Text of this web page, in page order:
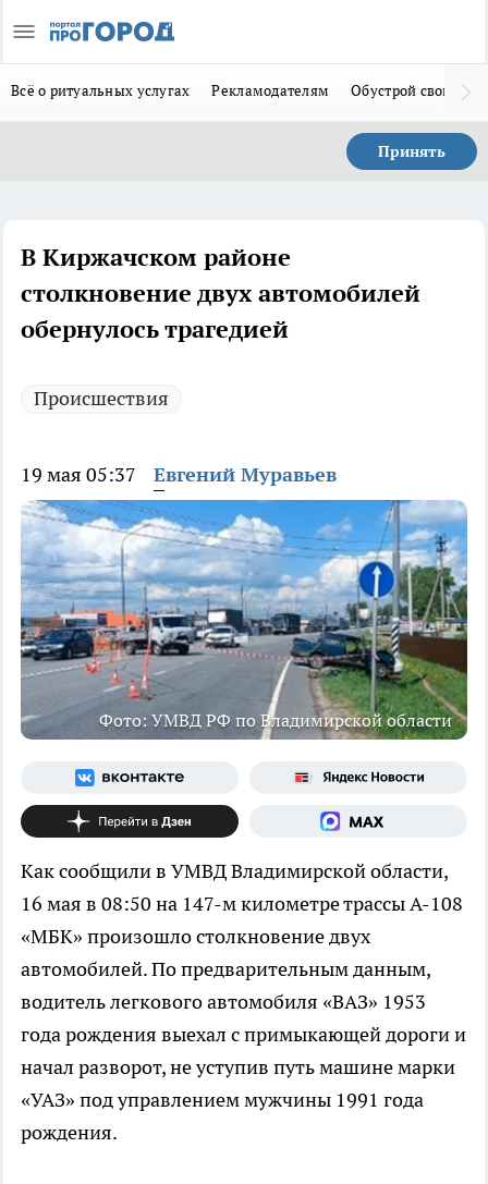
Всё о ритуальных услугах Рекламодателям Обустрой свой дом
Принять
В Киржачском районе
столкновение двух автомобилей
обернулось трагедией
Происшествия
19 мая 05:37 Евгений Муравьев
Фото: УМВД РФ по Владимирской области
Как сообщили в УМВД Владимирской области,
16 мая в 08:50 на 147-м километре трассы А-108
«МБК» произошло столкновение двух
автомобилей. По предварительным данным,
водитель легкового автомобиля «ВАЗ» 1953
года рождения выехал с примыкающей дороги и
начал разворот, не уступив путь машине марки
«УАЗ» под управлением мужчины 1991 года
рождения.